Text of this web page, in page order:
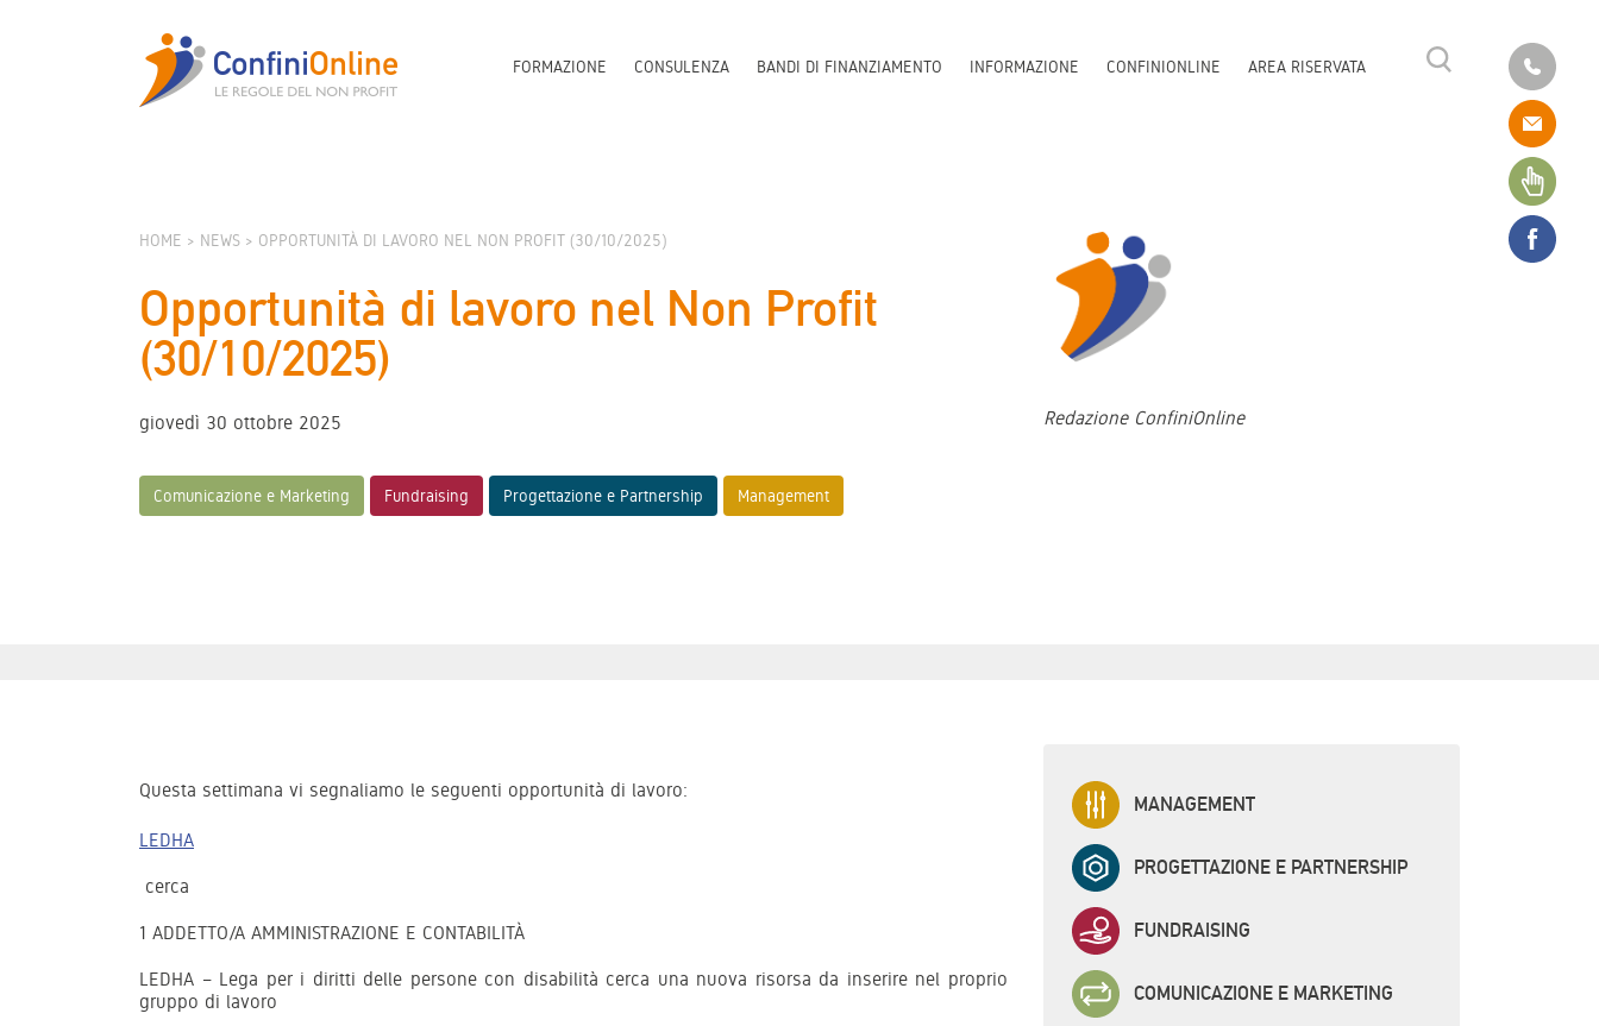
FORMAZIONE CONSULENZA BANDI DI FINANZIAMENTO INFORMAZIONE CONFINIONLINE AREA RISERVATA
HOME NEWS OPPORTUNITÀ DI LAVORO NEL NON PROFIT (30/10/2025)
Opportunità di lavoro nel Non Profit
(30/10/2025)
giovedì 30 ottobre 2025
Comunicazione e Marketing Fundraising Progettazione e Partnership Management
Redazione ConfiniOnline
Questa settimana vi segnaliamo le seguenti opportunità di lavoro:
LEDHA
cerca
1 ADDETTO/A AMMINISTRAZIONE E CONTABILITÀ
LEDHA – Lega per i diritti delle persone con disabilità cerca una nuova risorsa da inserire nel proprio
gruppo di lavoro
MANAGEMENT
PROGETTAZIONE E PARTNERSHIP
FUNDRAISING
COMUNICAZIONE E MARKETING